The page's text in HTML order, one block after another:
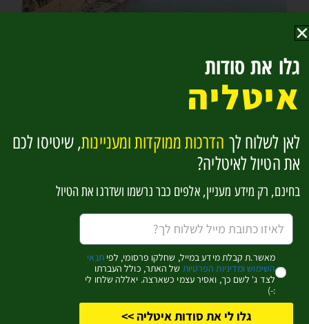
רג'ו אמיליה – לב ליבה של ויה רומאנה העתיקה
גלו את סודות
איטליה
לאן לשלוח לך הדרכות ממוקדות ומעניינות, שיטיסו לכם
את הטיול לאיטליה?
בחינם, רק מידע מעניין, אלפים כבר נרשמו ושדרגו את הטיול
מאשר.ת קבלת מידע במייל, שחלקו פרסומי, לפיתנאי
השימוש ומדיניות הפרטיות של האתר, כולל העברתו
לצד ג' לשם כך, ואסיר עצמי כשארצה. יאללה שלחו לי
:-)
גלו לי את סודות איטליה >>